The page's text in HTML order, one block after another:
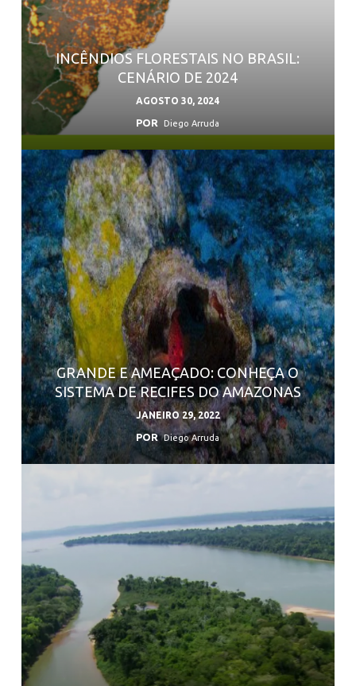
INCÊNDIOS FLORESTAIS NO BRASIL:
CENÁRIO DE 2024
AGOSTO 30, 2024
POR Diego Arruda
GRANDE E AMEAÇADO: CONHEÇA O
SISTEMA DE RECIFES DO AMAZONAS
JANEIRO 29, 2022
POR Diego Arruda